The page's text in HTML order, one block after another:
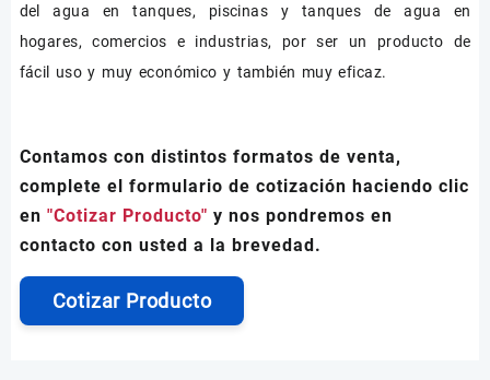
del agua en tanques, piscinas y tanques de agua en
hogares, comercios e industrias, por ser un producto de
fácil uso y muy económico y también muy eficaz.
Contamos con distintos formatos de venta,
complete el formulario de cotización haciendo clic
en "Cotizar Producto" y nos pondremos en
contacto con usted a la brevedad.
Cotizar Producto